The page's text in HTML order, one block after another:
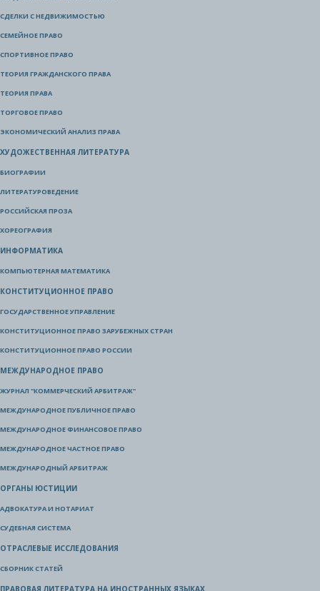
СДЕЛКИ С НЕДВИЖИМОСТЬЮ
СЕМЕЙНОЕ ПРАВО
СПОРТИВНОЕ ПРАВО
ТЕОРИЯ ГРАЖДАНСКОГО ПРАВА
ТЕОРИЯ ПРАВА
ТОРГОВОЕ ПРАВО
ЭКОНОМИЧЕСКИЙ АНАЛИЗ ПРАВА
ХУДОЖЕСТВЕННАЯ ЛИТЕРАТУРА
БИОГРАФИИ
ЛИТЕРАТУРОВЕДЕНИЕ
РОССИЙСКАЯ ПРОЗА
ХОРЕОГРАФИЯ
ИНФОРМАТИКА
КОМПЬЮТЕРНАЯ МАТЕМАТИКА
КОНСТИТУЦИОННОЕ ПРАВО
ГОСУДАРСТВЕННОЕ УПРАВЛЕНИЕ
КОНСТИТУЦИОННОЕ ПРАВО ЗАРУБЕЖНЫХ СТРАН
КОНСТИТУЦИОННОЕ ПРАВО РОССИИ
МЕЖДУНАРОДНОЕ ПРАВО
ЖУРНАЛ "КОММЕРЧЕСКИЙ АРБИТРАЖ"
МЕЖДУНАРОДНОЕ ПУБЛИЧНОЕ ПРАВО
МЕЖДУНАРОДНОЕ ФИНАНСОВОЕ ПРАВО
МЕЖДУНАРОДНОЕ ЧАСТНОЕ ПРАВО
МЕЖДУНАРОДНЫЙ АРБИТРАЖ
ОРГАНЫ ЮСТИЦИИ
АДВОКАТУРА И НОТАРИАТ
СУДЕБНАЯ СИСТЕМА
ОТРАСЛЕВЫЕ ИССЛЕДОВАНИЯ
СБОРНИК СТАТЕЙ